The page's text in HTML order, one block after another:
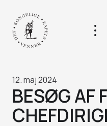
12. maj 2024
BESØG AF